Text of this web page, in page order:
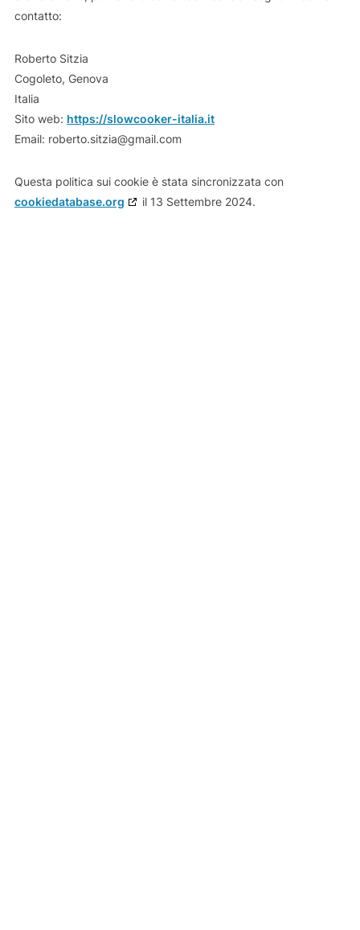
contatto:
Roberto Sitzia
Cogoleto, Genova
Italia
Sito web: https://slowcooker-italia.it
Email: roberto.sitzia@gmail.com
Questa politica sui cookie è stata sincronizzata con
cookiedatabase.org
il 13 Settembre 2024.